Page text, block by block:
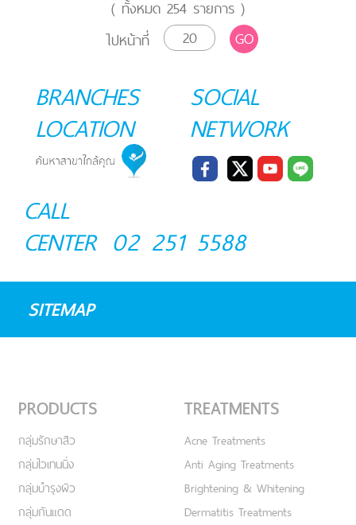
( ทั้งหมด 254 รายการ )
ไปหน้าที่
GO
BRANCHES
LOCATION
SOCIAL
NETWORK
CALL
CENTER 02 251 5588
SITEMAP
PRODUCTS
กลุ่มรักษาสิว
กลุ่มไวเทนนิ่ง
กลุ่มบำรุงผิว
กลุ่มกันแดด
TREATMENTS
Acne Treatments
Anti Aging Treatments
Brightening & Whitening
Dermatitis Treatments